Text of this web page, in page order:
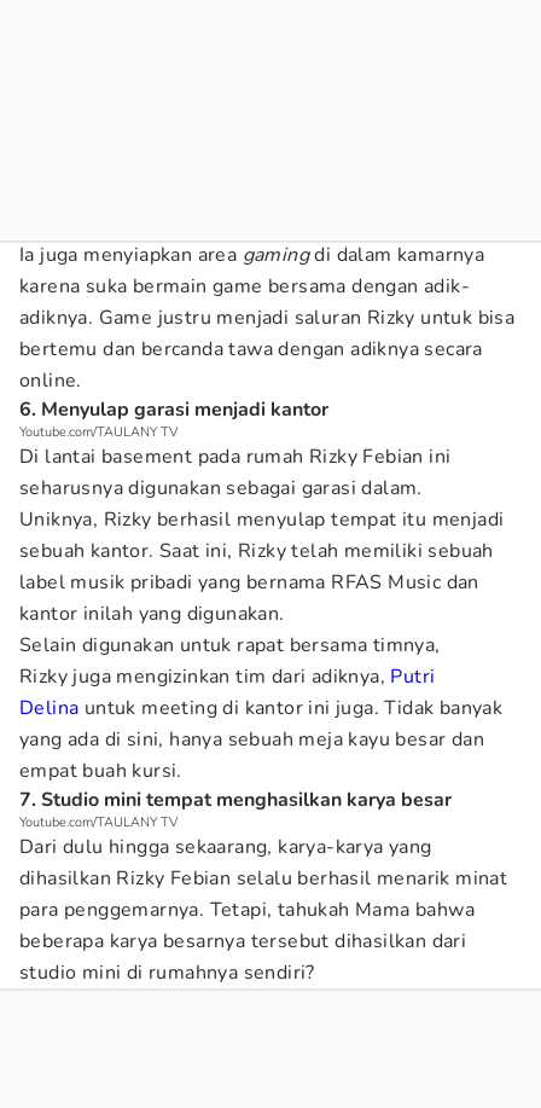
Ia juga menyiapkan area gamingdi dalam kamarnya
karena suka bermain game bersama dengan adik-
adiknya. Game justru menjadi saluran Rizky untuk bisa
bertemu dan bercanda tawa dengan adiknya secara
online.
6. Menyulap garasi menjadi kantor
Youtube.com/TAULANY TV
Di lantai basement pada rumah Rizky Febian ini
seharusnya digunakan sebagai garasi dalam.
Uniknya, Rizky berhasil menyulap tempat itu menjadi
sebuah kantor. Saat ini, Rizky telah memiliki sebuah
label musik pribadi yang bernama RFAS Music dan
kantor inilah yang digunakan.
Selain digunakan untuk rapat bersama timnya,
Rizky juga mengizinkan tim dari adiknya, Putri
Delina untuk meeting di kantor ini juga. Tidak banyak
yang ada di sini, hanya sebuah meja kayu besar dan
empat buah kursi.
7. Studio mini tempat menghasilkan karya besar
Youtube.com/TAULANY TV
Dari dulu hingga sekaarang, karya-karya yang
dihasilkan Rizky Febian selalu berhasil menarik minat
para penggemarnya. Tetapi, tahukah Mama bahwa
beberapa karya besarnya tersebut dihasilkan dari
studio mini di rumahnya sendiri?